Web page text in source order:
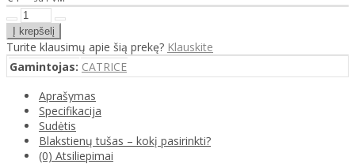
Turite klausimų apie šią prekę? Klauskite
Gamintojas: CATRICE
Aprašymas
Specifikacija
Sudėtis
Blakstienų tušas – kokį pasirinkti?
(0) Atsiliepimai